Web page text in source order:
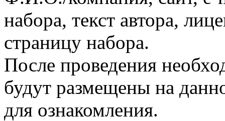
набора, текст автора,
страницу набора.
После проведения
будут размещены на
для ознакомления.